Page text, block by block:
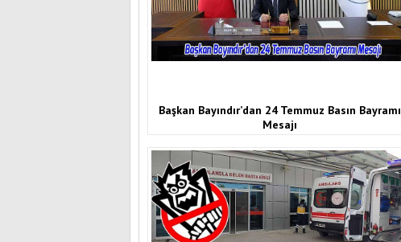
Başkan Bayındır’dan 24 Temmuz Basın Bayramı
Mesajı